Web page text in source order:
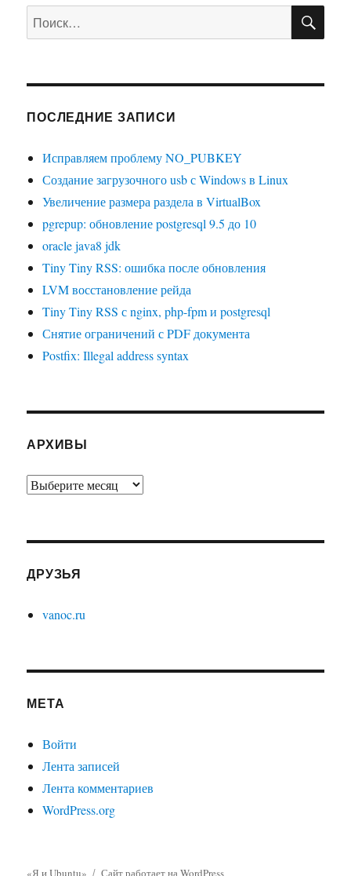
Искать:
ПОСЛЕДНИЕ ЗАПИСИ
Исправляем проблему NO_PUBKEY
Создание загрузочного usb с Windows в Linux
Увеличение размера раздела в VirtualBox
pgrepup: обновление postgresql 9.5 до 10
oracle java8 jdk
Tiny Tiny RSS: ошибка после обновления
LVM восстановление рейда
Tiny Tiny RSS с nginx, php-fpm и postgresql
Снятие ограничений с PDF документа
Postfix: Illegal address syntax
АРХИВЫ
Архивы
ДРУЗЬЯ
vanoc.ru
МЕТА
Войти
Лента записей
Лента комментариев
WordPress.org
«Я и Ubuntu» Сайт работает на WordPress